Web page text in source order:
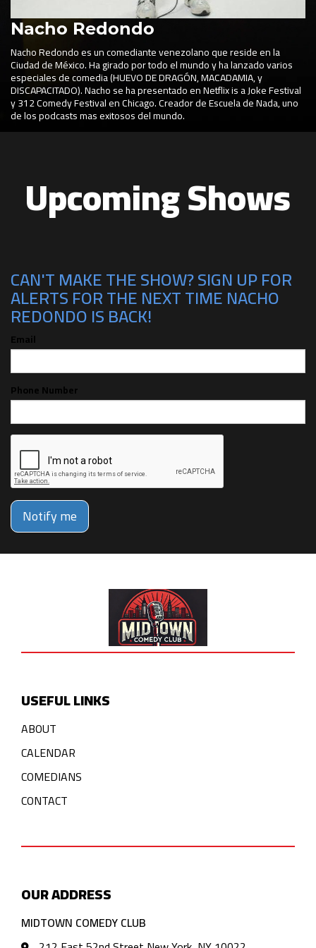
Nacho Redondo
Nacho Redondo es un comediante venezolano que reside en la
Ciudad de México. Ha girado por todo el mundo y ha lanzado varios
especiales de comedia (HUEVO DE DRAGÓN, MACADAMIA, y
DISCAPACITADO). Nacho se ha presentado en Netflix is a Joke Festival
y 312 Comedy Festival en Chicago. Creador de Escuela de Nada, uno
de los podcasts mas exitosos del mundo.
Upcoming Shows
CAN'T MAKE THE SHOW? SIGN UP FOR
ALERTS FOR THE NEXT TIME NACHO
REDONDO IS BACK!
Email
Phone Number
Notify me
USEFUL LINKS
ABOUT
CALENDAR
COMEDIANS
CONTACT
OUR ADDRESS
MIDTOWN COMEDY CLUB